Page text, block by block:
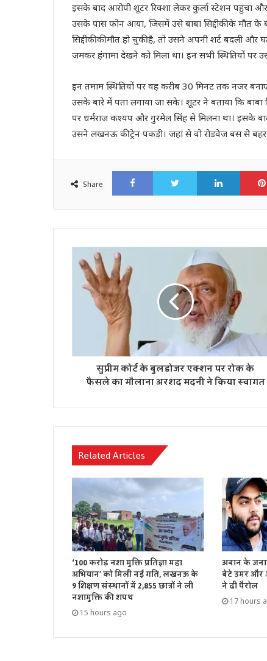
इसके बाद आरोपी शूटर रिक्शा लेकर कुर्ला स्टेशन पहुंचा
उसके पास फोन आया, जिसमें उसे बाबा सिद्दीकी के मौत के
सिद्दीकी की मौत हो चुकी है, तो उसने अपनी शर्ट बदली और
जमकर हंगामा देखने को मिला था। इन सभी स्थितियों पर
इन तमाम स्थितियों पर वह करीब 30 मिनट तक नजर
उसके बारे में पता लगाया जा सके। शूटर ने बताया कि
पर धर्मराज कश्यप और गुरमेल सिंह से मिलना था। इसके
उसने लखनऊ की ट्रेन पकड़ी। जहां से वो रोडवेज बस से
Share
FacebookTwitter
सुप्रीम कोर्ट के बुलडोजर एक्शन पर रोक के
फैसले का मौलाना अरशद मदनी ने किया स्वागत
Related Articles
‘100 करोड़ नशा मुक्ति प्रतिज्ञा महा
अभियान’ को मिली नई गति, लखनऊ के
9 शिक्षण संस्थानों में 2,855 छात्रों ने ली
नशामुक्ति की शपथ
15 hours ago
अबान के
बेटे उमर और
ने दी पैरोल
17 hours